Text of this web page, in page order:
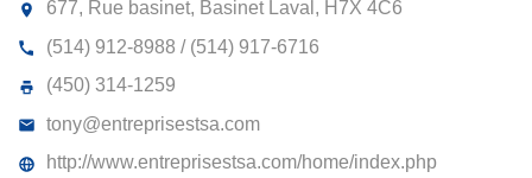
ENTREPRISES TSA